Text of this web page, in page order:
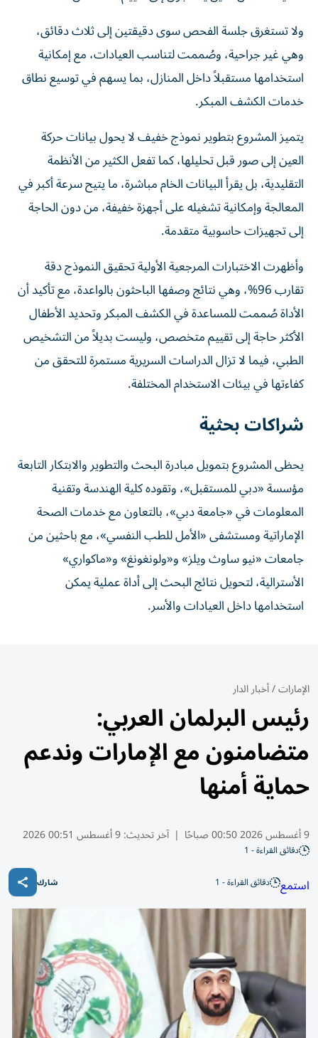
ولا تستغرق جلسة الفحص سوى دقيقتين إلى ثلاث دقائق،
وهي غير جراحية، وصُممت لتناسب العيادات، مع إمكانية
استخدامها مستقبلاً داخل المنازل، بما يسهم في توسيع نطاق
خدمات الكشف المبكر.
يتميز المشروع بتطوير نموذج خفيف لا يحول بيانات حركة
العين إلى صور قبل تحليلها، كما تفعل الكثير من الأنظمة
التقليدية، بل يقرأ البيانات الخام مباشرة، ما يتيح سرعة أكبر في
المعالجة وإمكانية تشغيله على أجهزة خفيفة، من دون الحاجة
إلى تجهيزات حاسوبية متقدمة.
وأظهرت الاختبارات المرجعية الأولية تحقيق النموذج دقة
تقارب 96%، وهي نتائج وصفها الباحثون بالواعدة، مع تأكيد أن
الأداة صُممت للمساعدة في الكشف المبكر وتحديد الأطفال
الأكثر حاجة إلى تقييم متخصص، وليست بديلاً من التشخيص
الطبي، فيما لا تزال الدراسات السريرية مستمرة للتحقق من
كفاءتها في بيئات الاستخدام المختلفة.
شراكات بحثية
يحظى المشروع بتمويل مبادرة البحث والتطوير والابتكار التابعة
مؤسسة «دبي للمستقبل»، وتقوده كلية الهندسة وتقنية
المعلومات في «جامعة دبي»، بالتعاون مع خدمات الصحة
الإماراتية ومستشفى «الأمل للطب النفسي»، مع باحثين من
جامعات «نيو ساوث ويلز» و«ولونغونغ» و«ماكواري»
الأسترالية، لتحويل نتائج البحث إلى أداة عملية يمكن
استخدامها داخل العيادات والأسر.
الإمارات/أخبار الدار
رئيس البرلمان العربي:
متضامنون مع الإمارات وندعم
حماية أمنها
9 أغسطس 2026 00:50 صباحًا | آخر تحديث:9 أغسطس 00:51 2026
دقائق القراءة - 1
استمع دقائق القراءة - 1 شارك